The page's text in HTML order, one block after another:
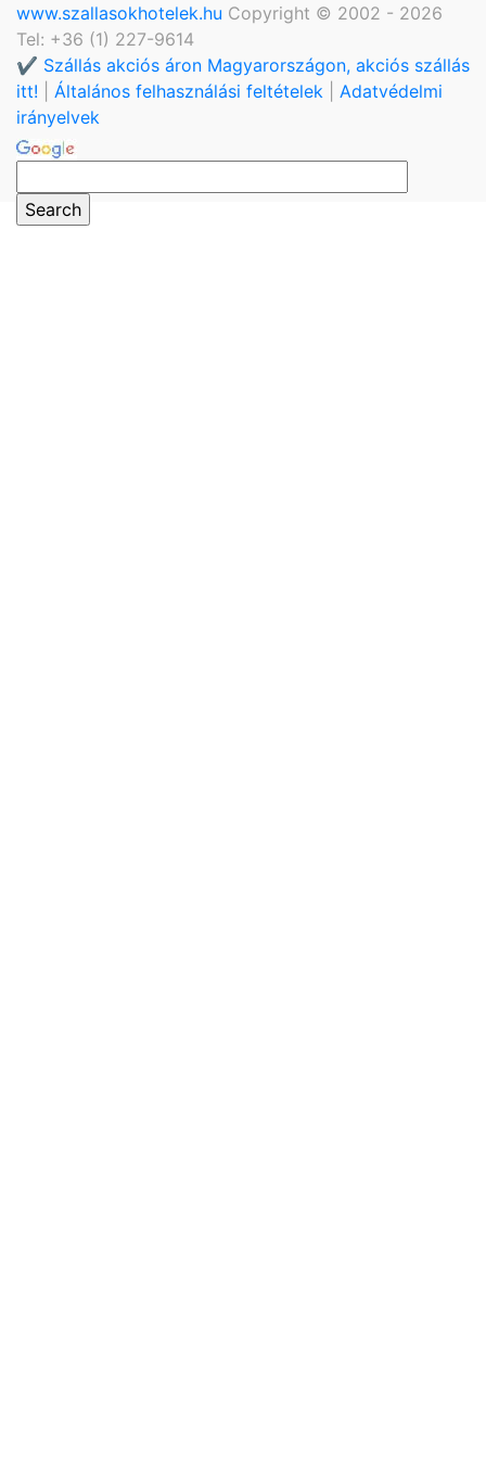
www.szallasokhotelek.hu Copyright © 2002 - 2026
Tel: +36 (1) 227-9614
✔️ Szállás akciós áron Magyarországon, akciós szállás
itt!
Általános felhasználási feltételek
Adatvédelmi
irányelvek